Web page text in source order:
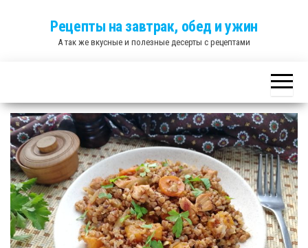
Рецепты на завтрак, обед и ужин
А так же вкусные и полезные десерты с рецептами